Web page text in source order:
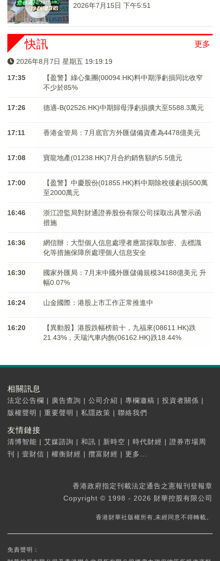
2026年7月15日 下午5:51
更多
快訊
2026年8月7日 星期五 19:19:19
17:35
【盈警】綠心集團(00094.HK)料中期淨虧損同比收窄
不少於85%
17:26 德適-B(02526.HK)中期歸母淨虧損擴大至5588.3萬元
17:11 香港金管局：7月底官方外匯儲備資產為4478億美元
17:08 寶龍地產(01238.HK)7月合約銷售額約5.5億元
17:00
【盈警】中慶股份(01855.HK)料中期除稅後虧損500萬
至2000萬元
16:46
浙江證監局對財通證券股份有限公司採取出具警示函
措施
16:36
網信辦：大型個人信息處理者應當採取加密、去標識
化等措施保障所處理個人信息安全
16:30
國家外匯局：7月末中國外匯儲備規模34188億美元 升
幅0.07%
16:24 山金國際：港股上市工作正常推進中
16:20
【異動股】港股跌幅榜前十，九福來(08611.HK)跌
21.43%，天瑞汽車内飾(06162.HK)跌18.44%
相關訊息
法定公告欄 | 廣告查詢 | 公司介紹 | 專欄邀稿 | 投資者關係 |
版權聲明 | 重要聲明 | 私隱政策 | 聯絡我們
友情鏈接
清博智能 | 艾媒諮詢 | 和訊 | 新時空 | 時代財經 | 證券市場周
刊
| 壹財信 | 權衡財經 | 攬富財經 | 更多...
香港政府指定刊載法定通告之憲報刊登報章
Copyright © 1998 - 2026 財華控股有限公司
香港財華社版權所有,未經同意不得轉載。
免責聲明：